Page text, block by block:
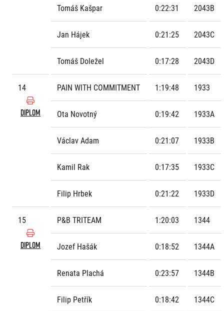
Tomáš Kašpar 0:22:31 2043B
Jan Hájek 0:21:25 2043C
Tomáš Doležel 0:17:28 2043D
14
DIPLOM
PAIN WITH COMMITMENT 1:19:48 1933
Ota Novotný 0:19:42 1933A
Václav Adam 0:21:07 1933B
Kamil Rak 0:17:35 1933C
Filip Hrbek 0:21:22 1933D
15
DIPLOM
P&B TRITEAM 1:20:03 1344
Jozef Hašák 0:18:52 1344A
Renata Plachá 0:23:57 1344B
Filip Petřík 0:18:42 1344C